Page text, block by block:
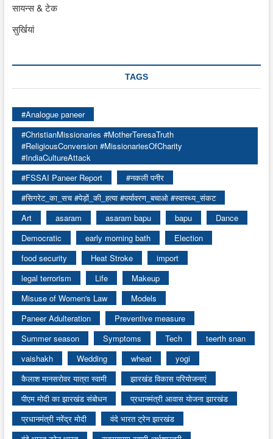
सायन्स & टेक
सुर्खियां
TAGS
#Analogue paneer
#ChristianMissionaries #MotherTeresaTruth
#ReligiousConversion #MissionariesOfCharity
#IndiaCultureAttack
#FSSAI Paneer Report
#नकली पनीर
#सिगरेट_का_सच #पेड़ों_की_हत्या #पर्यावरण_बचाओ #स्वास्थ्य_संकट
Art
asaram asaram bapu bapu
Dance
Democratic
early morning bath
Election
food security
Heat Stroke
import
legal terrorism
Life
Makeup
Misuse of Women's Law
Models
Paneer Adulteration
Preventive measure
Summer season
Symptoms Tech
teerth snan
vaishakh
Wedding wheat
yogi
कैलाश मानसरोवर यात्रा स्वामी
झारखंड विकास परियोजनाएं
पीएम मोदी का झारखंड संबोधन
प्रधानमंत्री आवास योजना झारखंड
प्रधानमंत्री नरेंद्र मोदी
वंदे भारत ट्रेन झारखंड